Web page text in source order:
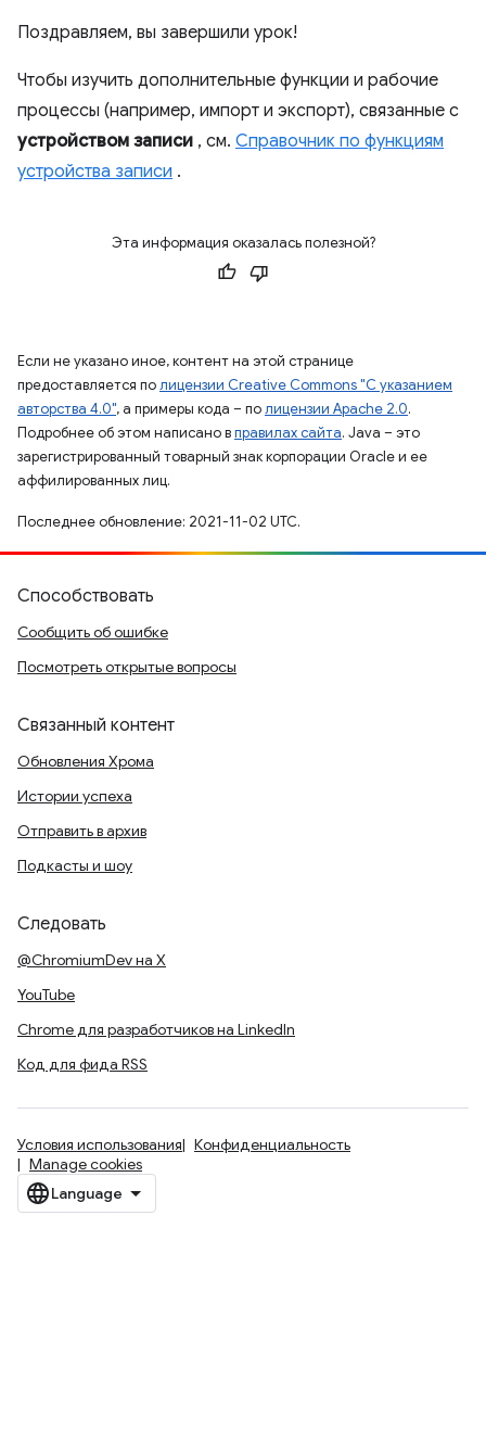
Поздравляем, вы завершили урок!
Чтобы изучить дополнительные функции и рабочие
процессы (например, импорт и экспорт), связанные с
устройством записи , см. Справочник по функциям
устройства записи .
Эта информация оказалась полезной?
Если не указано иное, контент на этой странице
предоставляется полицензии Creative Commons "С указанием
авторства 4.0", а примеры кода – полицензии Apache 2.0.
Подробнее об этом написано вправилах сайта. Java – это
зарегистрированный товарный знак корпорации Oracle и ее
аффилированных лиц.
Последнее обновление: 2021-11-02 UTC.
Способствовать
Сообщить об ошибке
Посмотреть открытые вопросы
Связанный контент
Обновления Хрома
Истории успеха
Отправить в архив
Подкасты и шоу
Следовать
@ChromiumDev на X
YouTube
Chrome для разработчиков на LinkedIn
Код для фида RSS
Условия использования
Конфиденциальность
Manage cookies